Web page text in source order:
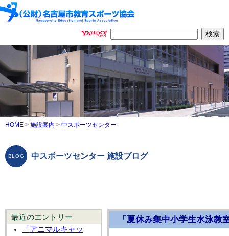
HOME > 施設案内 > 中スポーツセンター
中スポーツセンター 施設ブログ
最近のエントリー
「アニマルキャッ
「夏休み集中小学生水泳教